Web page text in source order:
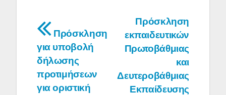
Πλοήγηση
άρθρων
Πρόσκληση
εκπαιδευτικών
Πρωτοβάθμιας
και
Δευτεροβάθμιας
Εκπαίδευσης
Πρόσκληση
για υποβολή
δήλωσης
προτιμήσεων
για οριστική